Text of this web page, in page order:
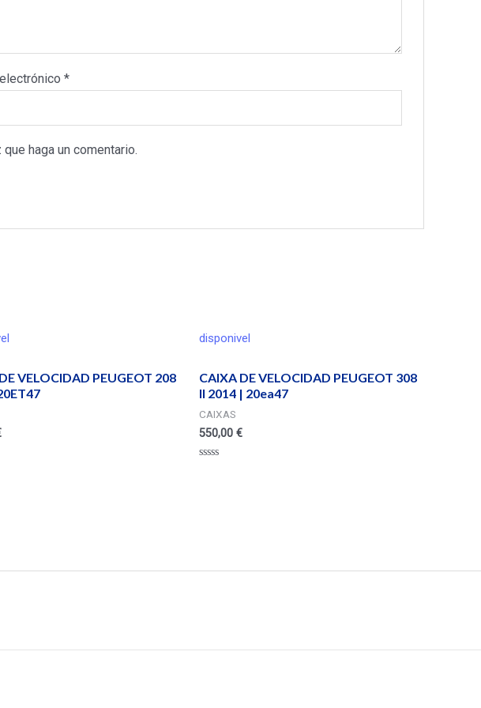
*
haga un comentario.
VELOCIDAD PEUGEOT 208
disponivel
CAIXA DE VELOCIDAD PEUGEOT 308
II 2014 | 20ea47
CAIXAS
550,00 €